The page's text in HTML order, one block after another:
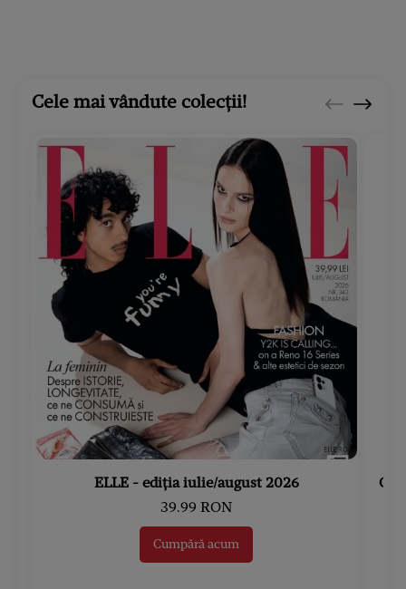
Cele mai vândute colecții!
ELLE - ediția iulie/august 2026
39.99 RON
Cumpără acum